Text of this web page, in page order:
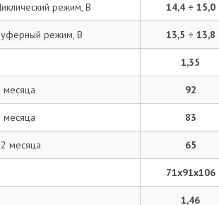
режим, В 14,4 ÷ 15,0
режим, В 13,5 ÷ 13,8
1,35
месяца 92
месяца 83
месяца 65
71х91х106
1,46